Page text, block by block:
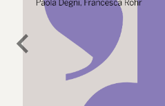
chevron_left